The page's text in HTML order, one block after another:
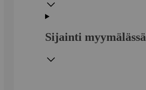
Sijainti myymälässä